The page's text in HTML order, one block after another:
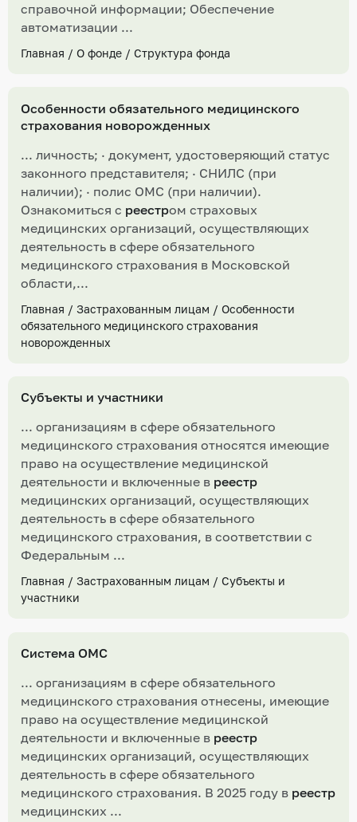
справочной информации; Обеспечение
автоматизации ...
Главная /О фонде /Структура фонда
Особенности обязательного медицинского
страхования новорожденных
... личность; · документ, удостоверяющий статус
законного представителя; · СНИЛС (при
наличии); · полис ОМС (при наличии).
Ознакомиться с реестром страховых
медицинских организаций, осуществляющих
деятельность в сфере обязательного
медицинского страхования в Московской
области,...
Главная /Застрахованным лицам /Особенности
обязательного медицинского страхования
новорожденных
Субъекты и участники
... организациям в сфере обязательного
медицинского страхования относятся имеющие
право на осуществление медицинской
деятельности и включенные в реестр
медицинских организаций, осуществляющих
деятельность в сфере обязательного
медицинского страхования, в соответствии с
Федеральным ...
Главная /Застрахованным лицам /Субъекты и
участники
Система ОМС
... организациям в сфере обязательного
медицинского страхования отнесены, имеющие
право на осуществление медицинской
деятельности и включенные в реестр
медицинских организаций, осуществляющих
деятельность в сфере обязательного
медицинского страхования. В 2025 году в реестр
медицинских ...